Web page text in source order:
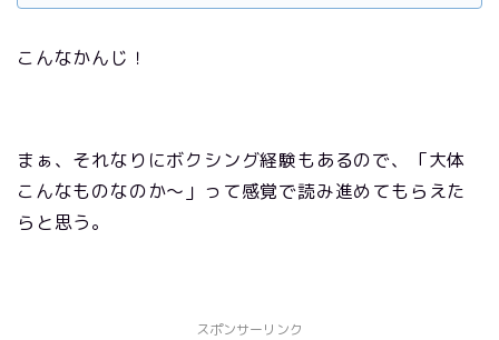
こんなかんじ！
まぁ、それなりにボクシング経験もあるので、「大体
こんなものなのか～」って感覚で読み進めてもらえた
らと思う。
スポンサーリンク